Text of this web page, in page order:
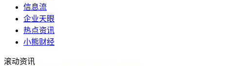
信息流
企业天眼
热点资讯
小熊财经
滚动资讯
俄罗斯联邦反垄断局起诉苹果，指其未按要求预装本土App
三星Z Fold8深度体验：阔折叠屏是内容消费神器还是新鲜感陷阱？